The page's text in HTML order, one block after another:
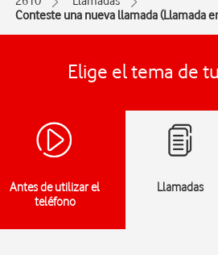
Conteste una nueva llamada (Llamada
Elige el tema de
Antes de utilizar el
teléfono
Llamadas